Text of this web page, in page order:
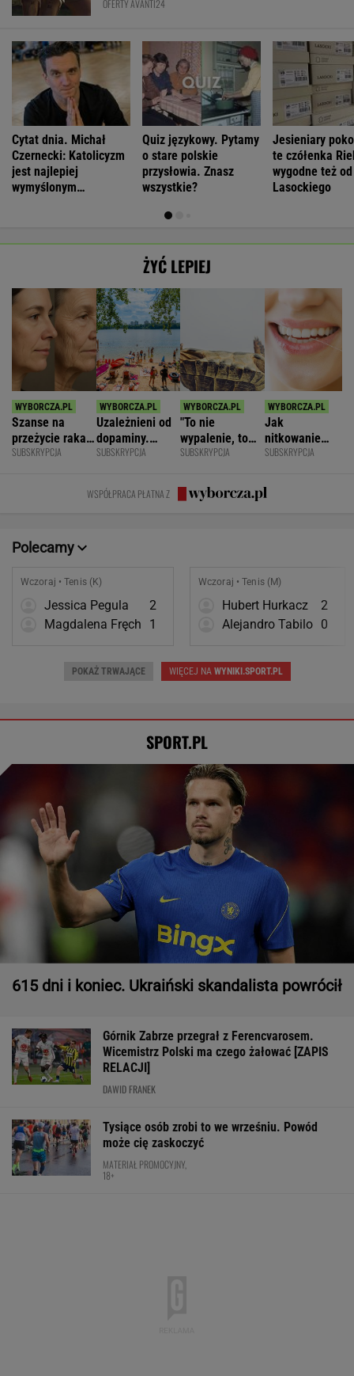
OFERTY AVANTI24
Cytat dnia. Michał
Czernecki: Katolicyzm
jest najlepiej
wymyślonym
Quiz językowy. Pytamy
o stare polskie
przysłowia. Znasz
wszystkie?
Jesieniary
te czółenka
wygodne też od
Lasockiego
ŻYĆ LEPIEJ
Szanse na
przeżycie raka
widać na
SUBSKRYPCJA
Uzależnieni od
dopaminy.
Psychiatra o
łatwego życia
SUBSKRYPCJA
"To nie
wypalenie, to
nie depresja".
zjawisko
dotarło do
SUBSKRYPCJA
Jak
nitkowanie
zębów łączy
zdrowiem
mózgu
SUBSKRYPCJA
WSPÓŁPRACA PŁATNA Z
Polecamy
Wczoraj • Tenis (K)
Jessica Pegula
2
Magdalena Fręch
1
Wczoraj • Tenis (M)
Hubert Hurkacz
2
Alejandro Tabilo 0
POKAŻ TRWAJĄCE WIĘCEJ NAWYNIKI.SPORT.PL
SPORT.PL
615 dni i koniec. Ukraiński skandalista powrócił
Górnik Zabrze przegrał z Ferencvarosem.
Wicemistrz Polski ma czego żałować [ZAPIS
RELACJI]
DAWID FRANEK
Tysiące osób zrobi to we wrześniu. Powód
może cię zaskoczyć
MATERIAŁ PROMOCYJNY,
18+